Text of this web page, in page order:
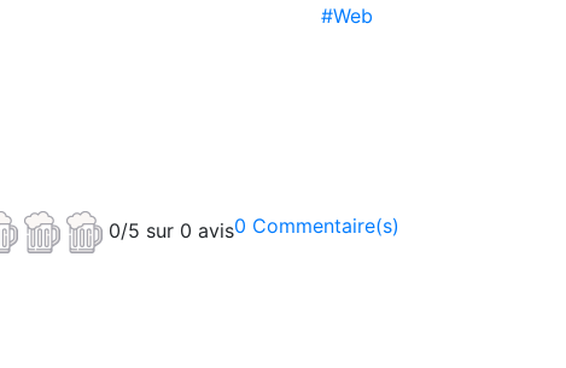
#Web
0 Commentaire(s)
0/5 sur 0 avis